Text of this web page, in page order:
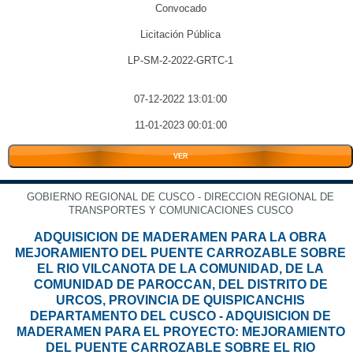
Convocado
Licitación Pública
LP-SM-2-2022-GRTC-1
07-12-2022 13:01:00
11-01-2023 00:01:00
VER
GOBIERNO REGIONAL DE CUSCO - DIRECCION REGIONAL DE
TRANSPORTES Y COMUNICACIONES CUSCO
ADQUISICION DE MADERAMEN PARA LA OBRA
MEJORAMIENTO DEL PUENTE CARROZABLE SOBRE
EL RIO VILCANOTA DE LA COMUNIDAD, DE LA
COMUNIDAD DE PAROCCAN, DEL DISTRITO DE
URCOS, PROVINCIA DE QUISPICANCHIS
DEPARTAMENTO DEL CUSCO - ADQUISICION DE
MADERAMEN PARA EL PROYECTO: MEJORAMIENTO
DEL PUENTE CARROZABLE SOBRE EL RIO